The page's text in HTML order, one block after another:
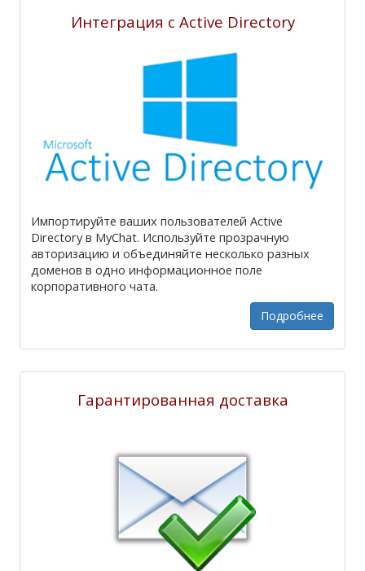
Интеграция с Active Directory
Импортируйте ваших пользователей Active
Directory в MyChat. Используйте прозрачную
авторизацию и объединяйте несколько разных
доменов в одно информационное поле
корпоративного чата.
Подробнее
Гарантированная доставка